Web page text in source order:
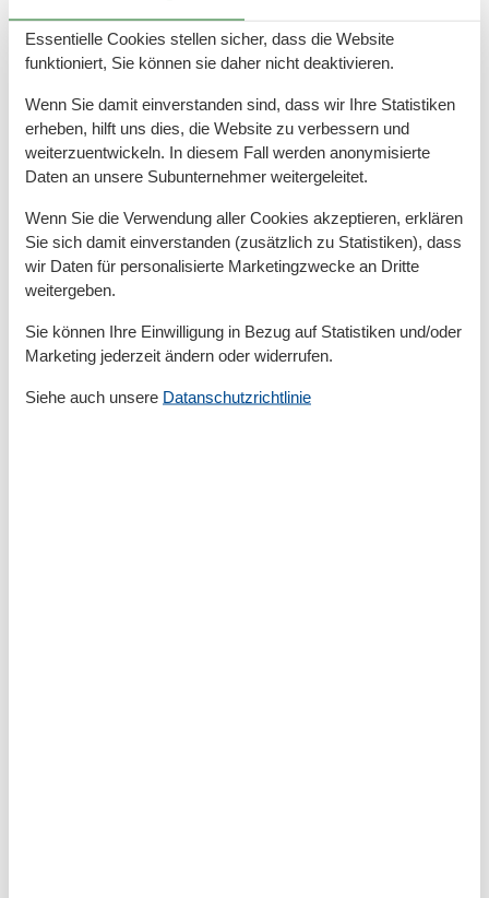
Ihnen die Möglichkeit bieten, die beeindruckende
Küstenlandschaft aus einer anderen Perspektive zu
Ihnen gute Verkehrsanbindungen zur Verfügung,
wobei der nächste Bahnhof nur 1.500 Meter entfernt
ist. Genießen Sie Ihren Aufenthalt im „Feriengarten
der Nordsee in einer liebevoll eingerichteten
Wohnung, die keine Wünsche offen lässt. Sichern Sie
sich Ihren Aufenthalt in dieser ideal gelegenen
Unterkunft und freuen Sie sich auf eine erholsame Zeit
in Büsum.
Essentielle Cookies stellen sicher, dass die Website
funktioniert, Sie können sie daher nicht deaktivieren.
Wenn Sie damit einverstanden sind, dass wir Ihre Statistiken
erheben, hilft uns dies, die Website zu verbessern und
weiterzuentwickeln. In diesem Fall werden anonymisierte
Daten an unsere Subunternehmer weitergeleitet.
Wenn Sie die Verwendung aller Cookies akzeptieren, erklären
Sie sich damit einverstanden (zusätzlich zu Statistiken), dass
wir Daten für personalisierte Marketingzwecke an Dritte
weitergeben.
Sie können Ihre Einwilligung in Bezug auf Statistiken und/oder
Marketing jederzeit ändern oder widerrufen.
Siehe auch unsere Datanschutzrichtlinie